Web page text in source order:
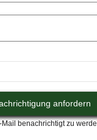
anfordern
benachrichtigt zu